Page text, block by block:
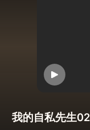
我的自私先生02